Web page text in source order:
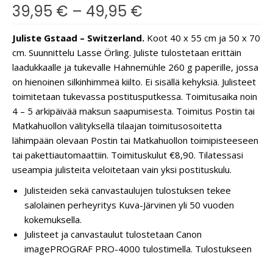
39,95 € – 49,95 €
Juliste Gstaad – Switzerland. Koot 40 x 55 cm ja 50 x 70
cm. Suunnittelu Lasse Örling. Juliste tulostetaan erittäin
laadukkaalle ja tukevalle Hahnemühle 260 g paperille, jossa
on hienoinen silkinhimmeä kiilto. Ei sisällä kehyksiä. Julisteet
toimitetaan tukevassa postitusputkessa. Toimitusaika noin
4 – 5 arkipäivää maksun saapumisesta. Toimitus Postin tai
Matkahuollon välityksellä tilaajan toimitusosoitetta
lähimpään olevaan Postin tai Matkahuollon toimipisteeseen
tai pakettiautomaattiin. Toimituskulut €8,90. Tilatessasi
useampia julisteita veloitetaan vain yksi postituskulu.
Julisteiden sekä canvastaulujen tulostuksen tekee
salolainen perheyritys Kuva-Järvinen yli 50 vuoden
kokemuksella.
Julisteet ja canvastaulut tulostetaan Canon
imagePROGRAF PRO-4000 tulostimella. Tulostukseen